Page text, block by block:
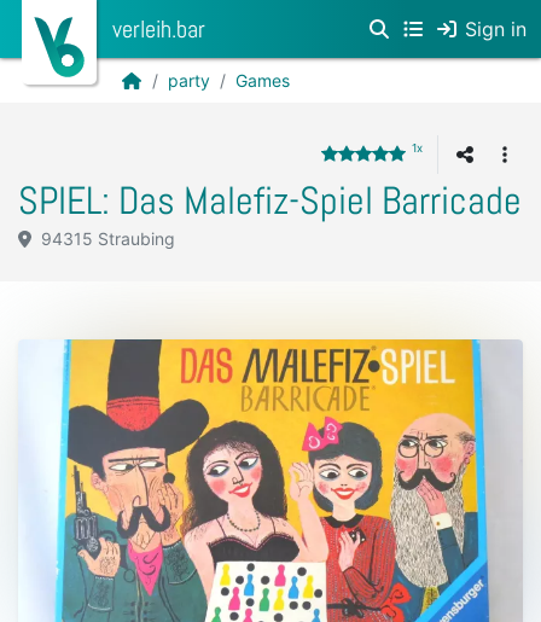
verleih.bar Sign in
party Games
SPIEL: Das Malefiz-Spiel Barricade
1x
94315 Straubing